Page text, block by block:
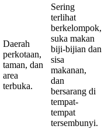
Daerah
perkotaan,
taman, dan
area
terbuka.
Sering
terlihat
berkelompok,
suka makan
biji-bijian dan
sisa
makanan,
dan
bersarang di
tempat-
tempat
tersembunyi.